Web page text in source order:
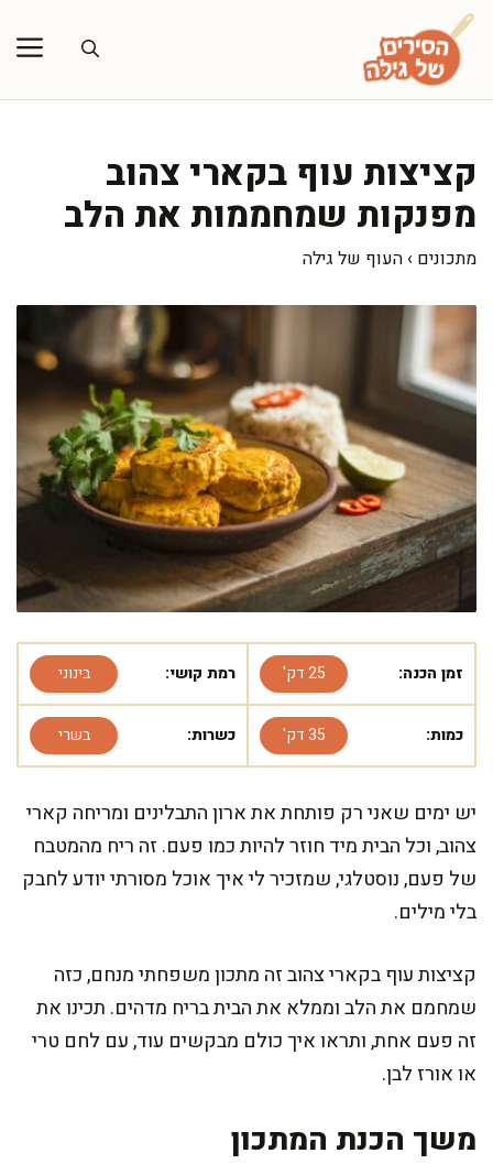
לדלג
לתוכן
קציצות עוף בקארי צהוב
מפנקות שמחממות את הלב
מתכונים › העוף של גילה
זמן הכנה: 25 דק' רמת קושי: בינוני
כמות: 35 דק' כשרות: בשרי
יש ימים שאני רק פותחת את ארון התבלינים ומריחה קארי
צהוב, וכל הבית מיד חוזר להיות כמו פעם. זה ריח מהמטבח
של פעם, נוסטלגי, שמזכיר לי איך אוכל מסורתי יודע לחבק
בלי מילים.
קציצות עוף בקארי צהוב זה מתכון משפחתי מנחם, כזה
שמחמם את הלב וממלא את הבית בריח מדהים. תכינו את
זה פעם אחת, ותראו איך כולם מבקשים עוד, עם לחם טרי
או אורז לבן.
משך הכנת המתכון